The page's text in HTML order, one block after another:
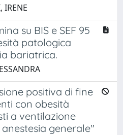
IRENE
su BIS e SEF 95
patologica
bariatrica.
positiva di fine
con obesità
a ventilazione
generale"